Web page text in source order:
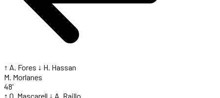
↑ A. Fores ↓ H. Hassan
M. Morlanes
48'
↑ O. Mascarell ↓ A. Raillo